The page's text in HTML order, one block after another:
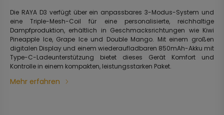
Die RAYA D3 verfügt über ein anpassbares 3-Modus-System und
eine Triple-Mesh-Coil für eine personalisierte, reichhaltige
Dampfproduktion, erhältlich in Geschmacksrichtungen wie Kiwi
Pineapple Ice, Grape Ice und Double Mango. Mit einem großen
digitalen Display und einem wiederaufladbaren 850mAh-Akku mit
Type-C-Ladeunterstützung bietet dieses Gerät Komfort und
Kontrolle in einem kompakten, leistungsstarken Paket.
Mehr erfahren